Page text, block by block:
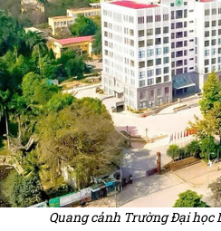
Quang cảnh Trường Đại học